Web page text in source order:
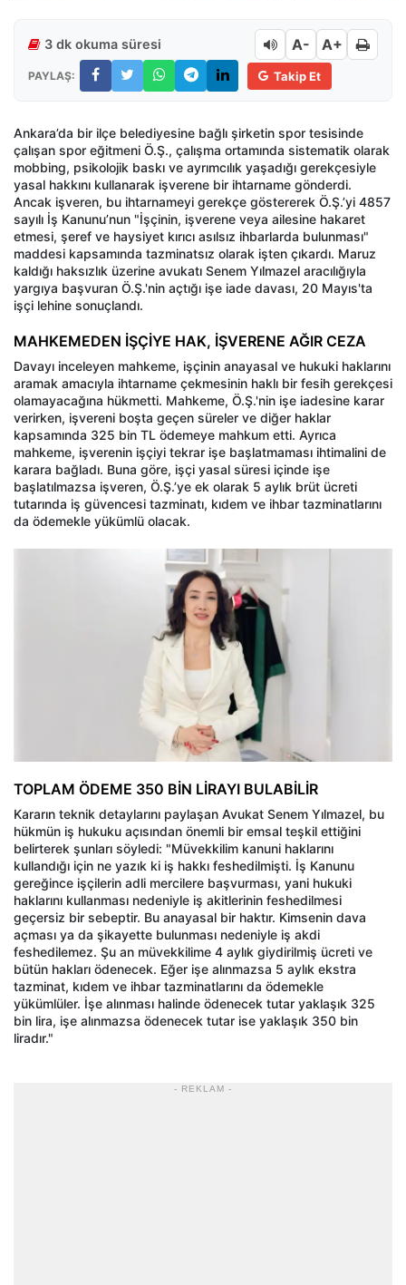
3 dk okuma süresi A- A+
PAYLAŞ: Takip Et
Ankara’da bir ilçe belediyesine bağlı şirketin spor tesisinde
çalışan spor eğitmeni Ö.Ş., çalışma ortamında sistematik olarak
mobbing, psikolojik baskı ve ayrımcılık yaşadığı gerekçesiyle
yasal hakkını kullanarak işverene bir ihtarname gönderdi.
Ancak işveren, bu ihtarnameyi gerekçe göstererek Ö.Ş.’yi 4857
sayılı İş Kanunu’nun "İşçinin, işverene veya ailesine hakaret
etmesi, şeref ve haysiyet kırıcı asılsız ihbarlarda bulunması"
maddesi kapsamında tazminatsız olarak işten çıkardı. Maruz
kaldığı haksızlık üzerine avukatı Senem Yılmazel aracılığıyla
yargıya başvuran Ö.Ş.'nin açtığı işe iade davası, 20 Mayıs'ta
işçi lehine sonuçlandı.
MAHKEMEDEN İŞÇİYE HAK, İŞVERENE AĞIR CEZA
Davayı inceleyen mahkeme, işçinin anayasal ve hukuki haklarını
aramak amacıyla ihtarname çekmesinin haklı bir fesih gerekçesi
olamayacağına hükmetti. Mahkeme, Ö.Ş.'nin işe iadesine karar
verirken, işvereni boşta geçen süreler ve diğer haklar
kapsamında 325 bin TL ödemeye mahkum etti. Ayrıca
mahkeme, işverenin işçiyi tekrar işe başlatmaması ihtimalini de
karara bağladı. Buna göre, işçi yasal süresi içinde işe
başlatılmazsa işveren, Ö.Ş.’ye ek olarak 5 aylık brüt ücreti
tutarında iş güvencesi tazminatı, kıdem ve ihbar tazminatlarını
da ödemekle yükümlü olacak.
TOPLAM ÖDEME 350 BİN LİRAYI BULABİLİR
Kararın teknik detaylarını paylaşan Avukat Senem Yılmazel, bu
hükmün iş hukuku açısından önemli bir emsal teşkil ettiğini
belirterek şunları söyledi: "Müvekkilim kanuni haklarını
kullandığı için ne yazık ki iş hakkı feshedilmişti. İş Kanunu
gereğince işçilerin adli mercilere başvurması, yani hukuki
haklarını kullanması nedeniyle iş akitlerinin feshedilmesi
geçersiz bir sebeptir. Bu anayasal bir haktır. Kimsenin dava
açması ya da şikayette bulunması nedeniyle iş akdi
feshedilemez. Şu an müvekkilime 4 aylık giydirilmiş ücreti ve
bütün hakları ödenecek. Eğer işe alınmazsa 5 aylık ekstra
tazminat, kıdem ve ihbar tazminatlarını da ödemekle
yükümlüler. İşe alınması halinde ödenecek tutar yaklaşık 325
bin lira, işe alınmazsa ödenecek tutar ise yaklaşık 350 bin
liradır."
- REKLAM -